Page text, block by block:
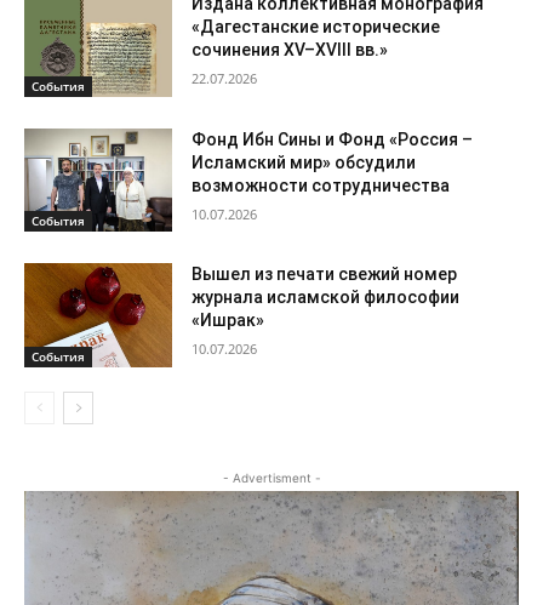
События
«Дагестанские исторические
сочинения XV–XVIII вв.»
22.07.2026
События
Фонд Ибн Сины и Фонд «Россия –
Исламский мир» обсудили
возможности сотрудничества
10.07.2026
События
Вышел из печати свежий номер
журнала исламской философии
«Ишрак»
10.07.2026
- Advertisment -